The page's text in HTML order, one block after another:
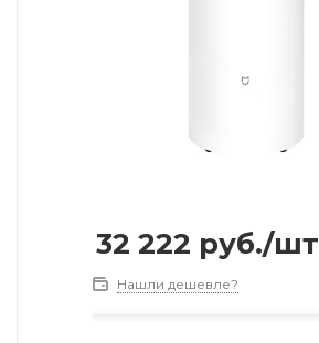
32 222 руб./шт
Нашли дешевле?